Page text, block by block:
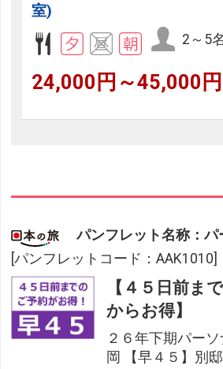
室)
2～5名
24,000円～45,000円
パンフレット名称：
[パンフレットコード：AAK1010]
【４５日前ま
からお得】
２６年下期パー
岡 【早４５】別